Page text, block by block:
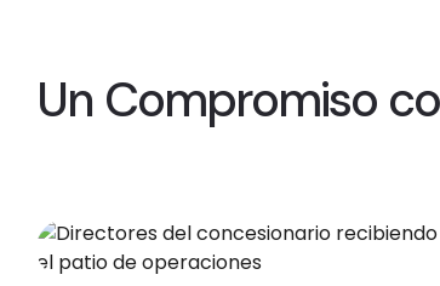
Un Compromiso